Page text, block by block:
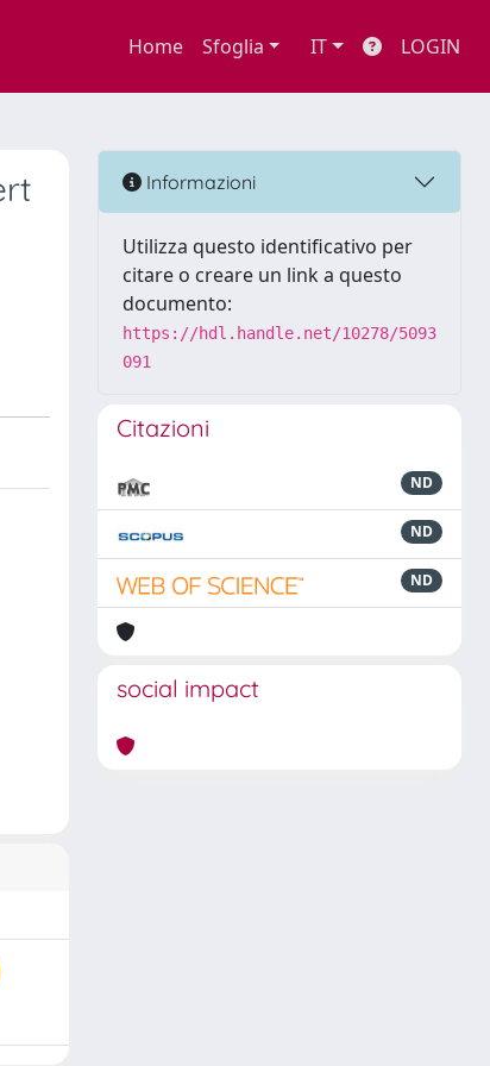
Home Sfoglia IT LOGIN
Informazioni
Utilizza questo identificativo per
citare o creare un link a questo
documento:
https://hdl.handle.net/10278/5093
091
Citazioni
ND
ND
ND
social impact